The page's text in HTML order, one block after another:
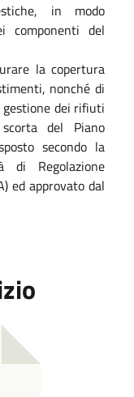
in modo
componenti del
la copertura
nonché di
gestione dei rifiuti
del Piano
secondo la
di Regolazione
ed approvato dal